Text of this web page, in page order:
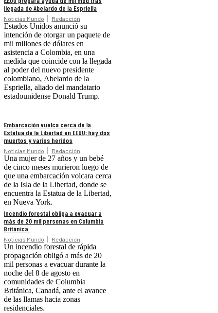
llegada de Abelardo de la Espriella
Noticias Mundo Redacción
Estados Unidos anunció su
intención de otorgar un paquete de
mil millones de dólares en
asistencia a Colombia, en una
medida que coincide con la llegada
al poder del nuevo presidente
colombiano, Abelardo de la
Espriella, aliado del mandatario
estadounidense Donald Trump.
Embarcación vuelca cerca de la
Estatua de la Libertad en EEUU; hay dos
muertos y varios heridos
Noticias Mundo Redacción
Una mujer de 27 años y un bebé
de cinco meses murieron luego de
que una embarcación volcara cerca
de la Isla de la Libertad, donde se
encuentra la Estatua de la Libertad,
en Nueva York.
Incendio forestal obliga a evacuar a
más de 20 mil personas en Columbia
Británica
Noticias Mundo Redacción
Un incendio forestal de rápida
propagación obligó a más de 20
mil personas a evacuar durante la
noche del 8 de agosto en
comunidades de Columbia
Británica, Canadá, ante el avance
de las llamas hacia zonas
residenciales.